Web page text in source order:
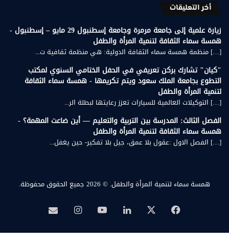
أخر التعليقات
زيارة علمية إلى جامعة مرمرة وجامعة إسطنبول 29 مايو – إسطنبول -
همسة سماء الثقافة لتنمية المرأة والطفل
[…] منظمة همسة سماء الثقافة الدولية: هي منظمة ثقافية ت...
"كيان" تشارك بركن تعريفي في الحفل الختامي السنوي لمكتب
التطوع بجامعة الملك سعود ويتم تكريمها - همسة سماء الثقافة
لتنمية المرأة والطفل
[…] التوكيلات العالمية للسيارات تعزز رعايتها لبطلة الر...
الفصل الثالث: المدرسة بين التربية والتعليم — أين ضاعت المهمة؟ -
همسة سماء الثقافة لتنمية المرأة والطفل
[…] الفصل الاول :عقول بلا عمق، جيل بلا تفكير- حين يغفل...
همسة سماء لتنمية المرأة والطفل. © 2026 جميع الحقوق محفوظة.
فيسبوك لينكدإن‫YouTubeانستقرامبريد
همسة